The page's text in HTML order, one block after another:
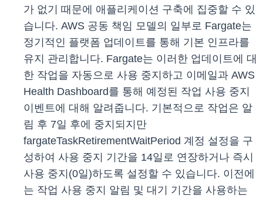
가 없기 때문에 애플리케이션 구축에 집중할 수 있
습니다. AWS 공동 책임 모델의 일부로 Fargate는
정기적인 플랫폼 업데이트를 통해 기본 인프라를
유지 관리합니다. Fargate는 이러한 업데이트에 대
한 작업을 자동으로 사용 중지하고 이메일과 AWS
Health Dashboard를 통해 예정된 작업 사용 중지
이벤트에 대해 알려줍니다. 기본적으로 작업은 알
림 후 7일 후에 중지되지만
fargateTaskRetirementWaitPeriod 계정 설정을 구
성하여 사용 중지 기간을 14일로 연장하거나 즉시
사용 중지(0일)하도록 설정할 수 있습니다. 이전에
는 작업 사용 중지 알림 및 대기 기간을 사용하는